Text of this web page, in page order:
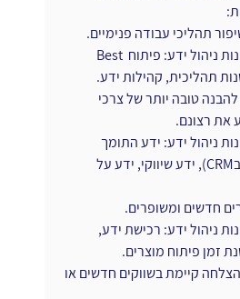
תהליכי עבודה פנימיים.
דוגמאות לפתרונות ניהול ידע: פיתוח Best
טובה יותר של צרכי
את רצונם.
ניהול ידע: ידע התומך
בלקוחות (משולבCRM), ידע שיווקי, ידע על
חדשים ומשופרים.
ניהול ידע: רכישת ידע,
זמן פיתוח מוצרים.
קיימת בשווקים חדשים או